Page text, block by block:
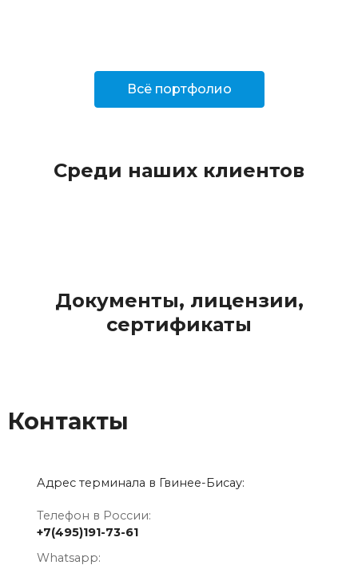
Всё портфолио
Среди наших клиентов
Документы, лицензии,
сертификаты
Контакты
Адрес терминала в Гвинее-Бисау:
Телефон в России:
+7(495)191-73-61
Whatsapp: